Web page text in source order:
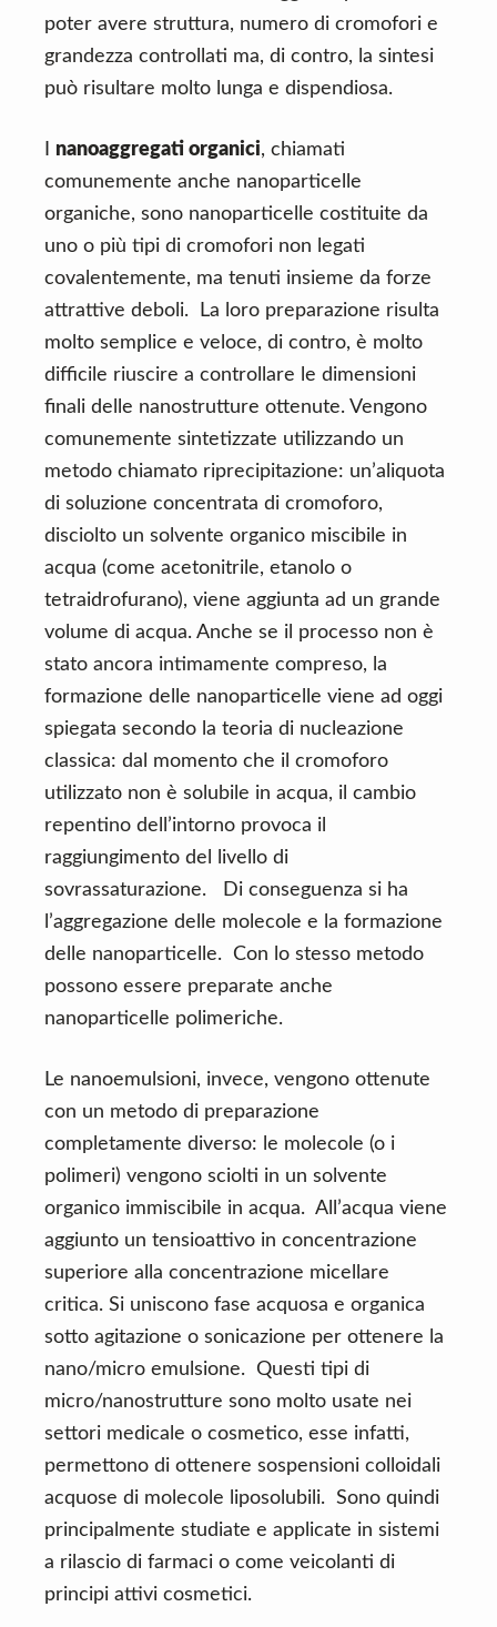
poter avere struttura, numero di cromofori e
grandezza controllati ma, di contro, la sintesi
può risultare molto lunga e dispendiosa.
nanoaggregati organici, chiamati
comunemente anche nanoparticelle
organiche, sono nanoparticelle costituite da
uno o più tipi di cromofori non legati
covalentemente, ma tenuti insieme da forze
attrattive deboli. La loro preparazione risulta
molto semplice e veloce, di contro, è molto
difficile riuscire a controllare le dimensioni
finali delle nanostrutture ottenute. Vengono
comunemente sintetizzate utilizzando un
metodo chiamato riprecipitazione: un’aliquota
di soluzione concentrata di cromoforo,
disciolto un solvente organico miscibile in
acqua (come acetonitrile, etanolo o
tetraidrofurano), viene aggiunta ad un grande
volume di acqua. Anche se il processo non è
stato ancora intimamente compreso, la
formazione delle nanoparticelle viene ad oggi
spiegata secondo la teoria di nucleazione
classica: dal momento che il cromoforo
utilizzato non è solubile in acqua, il cambio
repentino dell’intorno provoca il
raggiungimento del livello di
sovrassaturazione. Di conseguenza si ha
l’aggregazione delle molecole e la formazione
delle nanoparticelle. Con lo stesso metodo
possono essere preparate anche
nanoparticelle polimeriche.
Le nanoemulsioni, invece, vengono ottenute
con un metodo di preparazione
completamente diverso: le molecole (o i
polimeri) vengono sciolti in un solvente
organico immiscibile in acqua. All’acqua viene
aggiunto un tensioattivo in concentrazione
superiore alla concentrazione micellare
critica. Si uniscono fase acquosa e organica
sotto agitazione o sonicazione per ottenere la
nano/micro emulsione. Questi tipi di
micro/nanostrutture sono molto usate nei
settori medicale o cosmetico, esse infatti,
permettono di ottenere sospensioni colloidali
acquose di molecole liposolubili. Sono quindi
principalmente studiate e applicate in sistemi
a rilascio di farmaci o come veicolanti di
principi attivi cosmetici.